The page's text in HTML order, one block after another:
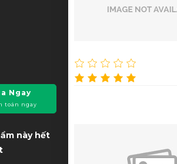
Ngay
toán ngay
này hết